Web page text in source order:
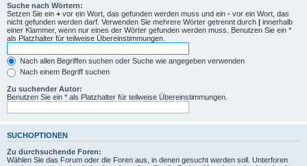
Suche nach Wörtern:
Setzen Sie ein + vor ein Wort, das gefunden werden muss und ein - vor ein Wort, das
nicht gefunden werden darf. Verwenden Sie mehrere Wörter getrennt durch | innerhalb
einer Klammer, wenn nur eines der Wörter gefunden werden muss. Benutzen Sie ein *
als Platzhalter für teilweise Übereinstimmungen.
Nach allen Begriffen suchen oder Suche wie angegeben verwenden
Nach einem Begriff suchen
Zu suchender Autor:
Benutzen Sie ein * als Platzhalter für teilweise Übereinstimmungen.
SUCHOPTIONEN
Zu durchsuchende Foren:
Wählen Sie das Forum oder die Foren aus, in denen gesucht werden soll. Unterforen